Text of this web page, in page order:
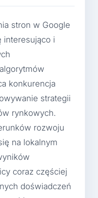
stron w Google
interesująco i
konkurencja
strategii
rynkowych.
rozwoju
na lokalnym
coraz częściej
doświadczeń